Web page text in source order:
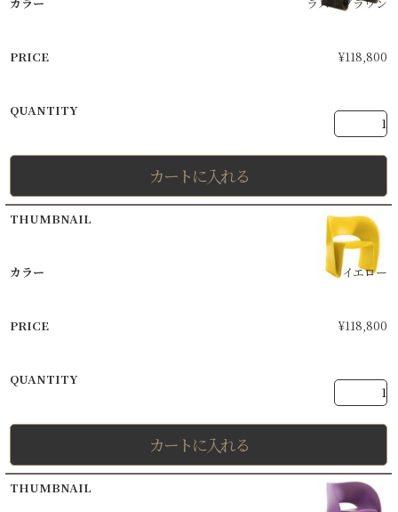
¥118,800
カートに入れる
イエロー
¥118,800
カートに入れる